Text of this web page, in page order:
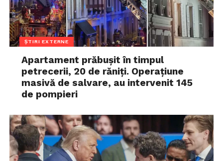
ȘTIRI EXTERNE
Apartament prăbușit în timpul
petrecerii, 20 de răniți. Operațiune
masivă de salvare, au intervenit 145
de pompieri